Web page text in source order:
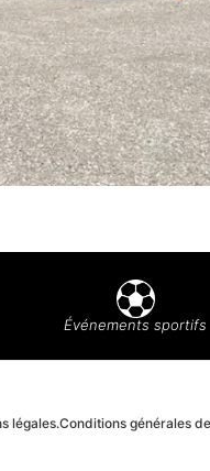
Événements sportifs
légales.Conditions générales